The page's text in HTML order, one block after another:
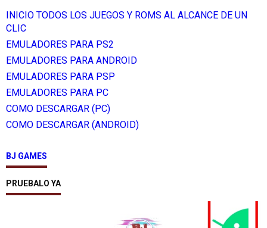
INICIO TODOS LOS JUEGOS Y ROMS AL ALCANCE DE UN
CLIC
EMULADORES PARA PS2
EMULADORES PARA ANDROID
EMULADORES PARA PSP
EMULADORES PARA PC
COMO DESCARGAR (PC)
COMO DESCARGAR (ANDROID)
BJ GAMES
PRUEBALO YA